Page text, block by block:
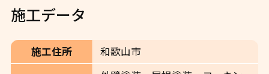
施工データ
施工住所 和歌山市